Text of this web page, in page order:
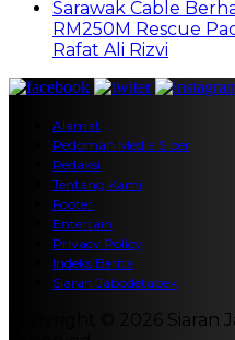
Sarawak Cable
RM250M Rescue
Rafat Ali Rizvi
Alamat
Pedoman Media Siber
Redaksi
Tentang Kami
Footer
Entertain
Privacy Policy
Indeks Berita
Siaran Jabodetabek
Copyright © 2026 Siaran